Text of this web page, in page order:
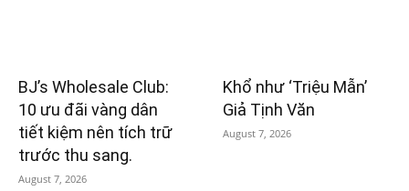
BJ’s Wholesale Club:
10 ưu đãi vàng dân
tiết kiệm nên tích trữ
trước thu sang.
August 7, 2026
Khổ như ‘Triệu Mẫn’
Giả Tịnh Văn
August 7, 2026